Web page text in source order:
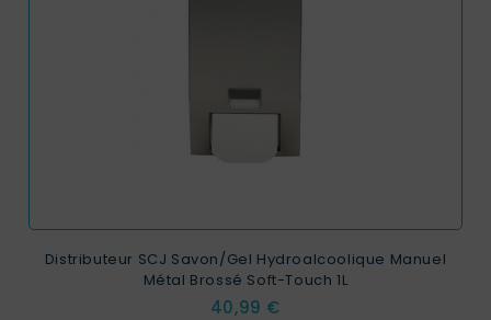
Distributeur SCJ Savon/Gel Hydroalcoolique Manuel
Métal Brossé Soft-Touch 1L
Prix
40,99 €